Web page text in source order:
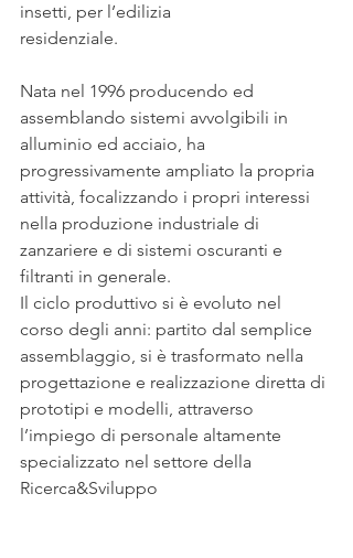
insetti, per l’edilizia
residenziale.
Nata nel 1996 producendo ed
assemblando sistemi avvolgibili in
alluminio ed acciaio, ha
progressivamente ampliato la propria
attività, focalizzando i propri interessi
nella produzione industriale di
zanzariere e di sistemi oscuranti e
filtranti in generale.
Il ciclo produttivo si è evoluto nel
corso degli anni: partito dal semplice
assemblaggio, si è trasformato nella
progettazione e realizzazione diretta di
prototipi e modelli, attraverso
l’impiego di personale altamente
specializzato nel settore della
Ricerca&Sviluppo